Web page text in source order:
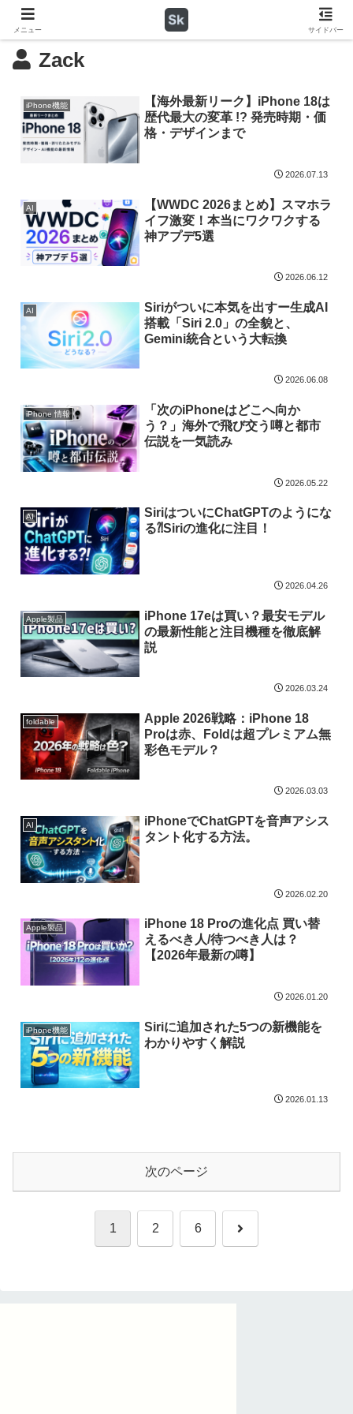
Zack
iPhone機能
【海外最新リーク】iPhone 18は
歴代最大の変革 !? 発売時期・価
格・デザインまで
2026.07.13
AI
【WWDC 2026まとめ】スマホラ
イフ激変！本当にワクワクする
神アプデ5選
2026.06.12
AI
Siriがついに本気を出すー生成AI
搭載「Siri 2.0」の全貌と、
Gemini統合という大転換
2026.06.08
iPhone 情報
「次のiPhoneはどこへ向か
う？」海外で飛び交う噂と都市
伝説を一気読み
2026.05.22
AI
SiriはついにChatGPTのようにな
る⁈Siriの進化に注目！
2026.04.26
Apple製品
iPhone 17eは買い？最安モデル
の最新性能と注目機種を徹底解
説
2026.03.24
foldable
Apple 2026戦略：iPhone 18
Proは赤、Foldは超プレミアム無
彩色モデル？
2026.03.03
AI
iPhoneでChatGPTを音声アシス
タント化する方法。
2026.02.20
Apple製品
iPhone 18 Proの進化点 買い替
えるべき人/待つべき人は？
【2026年最新の噂】
2026.01.20
iPhone機能
Siriに追加された5つの新機能を
わかりやすく解説
2026.01.13
次のページ
1 2 6 次
メニュー サイドバー